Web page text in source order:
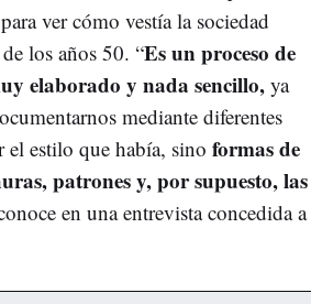
ver cómo vestía la sociedad
los años 50. “Es un proceso de
elaborado y nada sencillo, ya
mediante diferentes
el estilo que había, sino formas de
patrones y, por supuesto, las
en una entrevista concedida a